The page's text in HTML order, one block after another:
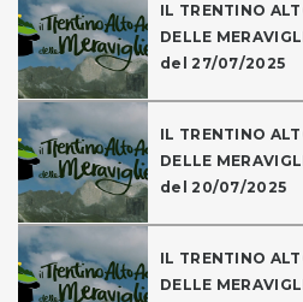
IL TRENTINO
DELLE
del 27/07/2025
IL TRENTINO
DELLE
del 20/07/2025
IL TRENTINO
DELLE